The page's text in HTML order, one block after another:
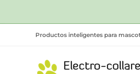
Productos inteligentes para